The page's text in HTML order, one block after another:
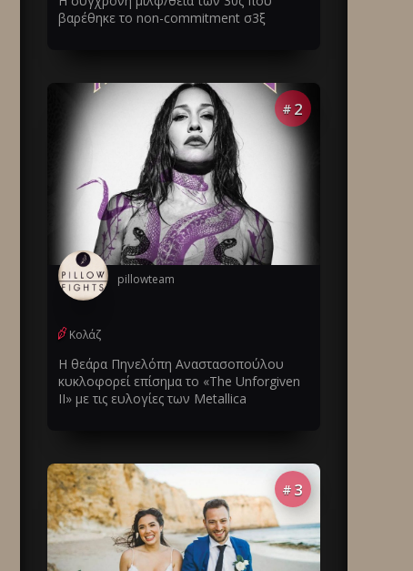
βαρέθηκε το non-commitment σ3ξ
# 2
pillowteam
Κολάζ
Η θεάρα Πηνελόπη Αναστασοπούλου
κυκλοφορεί επίσημα το «The Unforgiven
II» με τις ευλογίες των Metallica
# 3